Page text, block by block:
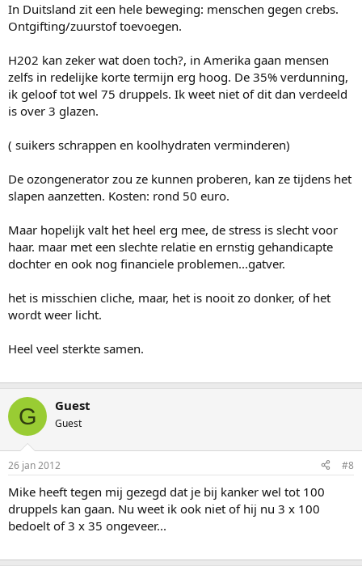
In Duitsland zit een hele beweging: menschen gegen crebs.
Ontgifting/zuurstof toevoegen.
H202 kan zeker wat doen toch?, in Amerika gaan mensen
zelfs in redelijke korte termijn erg hoog. De 35% verdunning,
ik geloof tot wel 75 druppels. Ik weet niet of dit dan verdeeld
is over 3 glazen.
( suikers schrappen en koolhydraten verminderen)
De ozongenerator zou ze kunnen proberen, kan ze tijdens het
slapen aanzetten. Kosten: rond 50 euro.
Maar hopelijk valt het heel erg mee, de stress is slecht voor
haar. maar met een slechte relatie en ernstig gehandicapte
dochter en ook nog financiele problemen...gatver.
het is misschien cliche, maar, het is nooit zo donker, of het
wordt weer licht.
Heel veel sterkte samen.
G Guest
Guest
26 jan 2012 #8
Mike heeft tegen mij gezegd dat je bij kanker wel tot 100
druppels kan gaan. Nu weet ik ook niet of hij nu 3 x 100
bedoelt of 3 x 35 ongeveer...